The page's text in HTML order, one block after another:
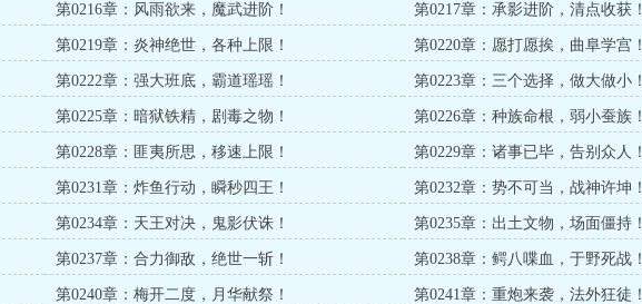
第0216章：风雨欲来，魔武进阶！ 第0217章：承影进阶，清点收获！
第0219章：炎神绝世，各种上限！ 第0220章：愿打愿挨，曲阜学宫！
第0222章：强大班底，霸道瑶瑶！ 第0223章：三个选择，做大做小！
第0225章：暗狱铁精，剧毒之物！ 第0226章：种族命根，弱小蚕族！
第0228章：匪夷所思，移速上限！ 第0229章：诸事已毕，告别众人！
第0231章：炸鱼行动，瞬秒四王！ 第0232章：势不可当，战神许坤！
第0234章：天王对决，鬼影伏诛！ 第0235章：出土文物，场面僵持！
第0237章：合力御敌，绝世一斩！ 第0238章：鳄八喋血，于野死战！
第0240章：梅开二度，月华献祭！ 第0241章：重炮来袭，法外狂徒！